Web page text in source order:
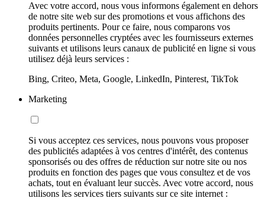
Avec votre accord, nous vous informons également en dehors
de notre site web sur des promotions et vous affichons des
produits pertinents. Pour ce faire, nous comparons vos
données personnelles cryptées avec les fournisseurs externes
suivants et utilisons leurs canaux de publicité en ligne si vous
utilisez déjà leurs services :
Bing, Criteo, Meta, Google, LinkedIn, Pinterest, TikTok
Marketing
Si vous acceptez ces services, nous pouvons vous proposer
des publicités adaptées à vos centres d'intérêt, des contenus
sponsorisés ou des offres de réduction sur notre site ou nos
produits en fonction des pages que vous consultez et de vos
achats, tout en évaluant leur succès. Avec votre accord, nous
utilisons les services tiers suivants sur ce site internet :